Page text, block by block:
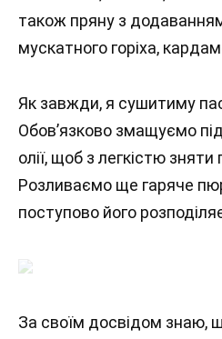
також пряну з
мускатного горіха,
Як завжди, я сушитиму
Обов’язково змащуємо
олії, щоб з легкістю зняти
Розливаємо ще гаряче
поступово його
За своїм досвідом знаю,